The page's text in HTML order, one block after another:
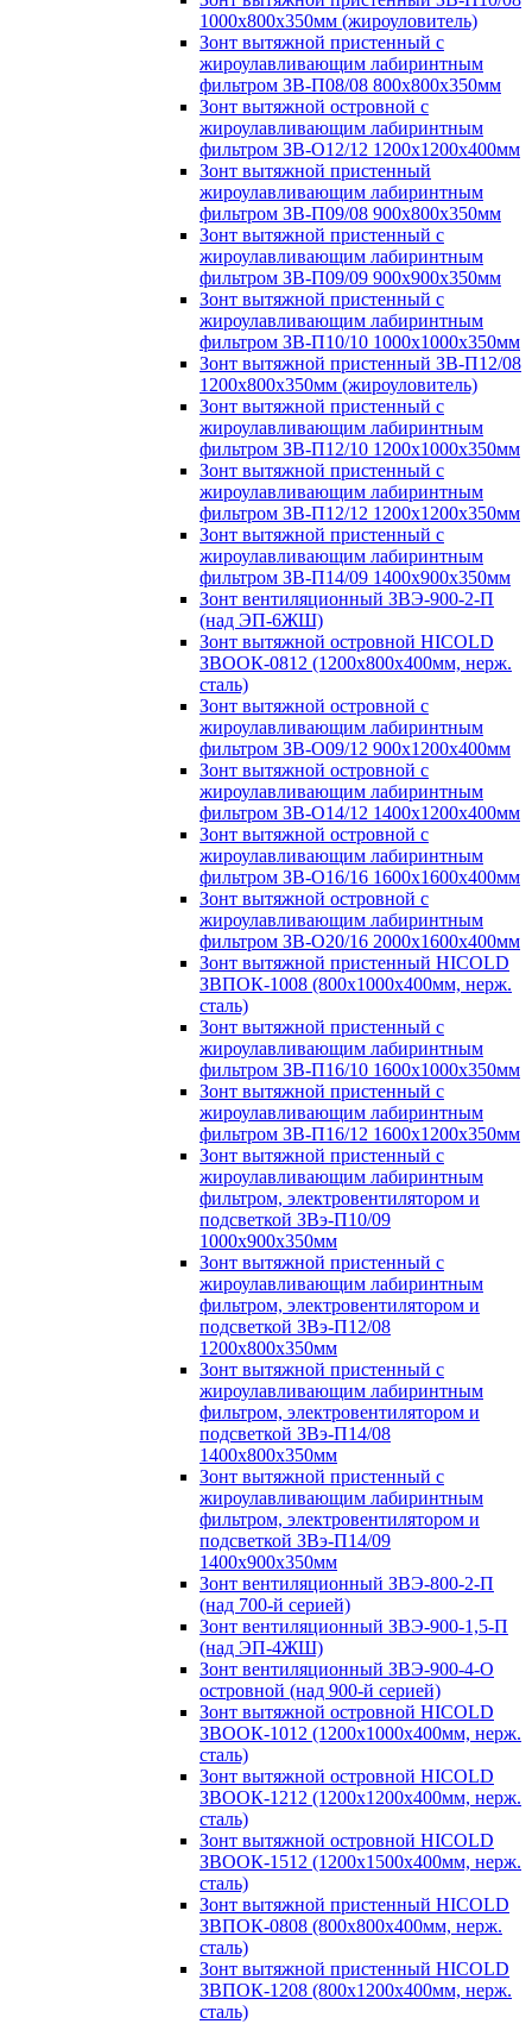
1000х800х350мм (жироуловитель)
Зонт вытяжной пристенный с
жироулавливающим лабиринтным
фильтром ЗВ-П08/08 800х800х350мм
Зонт вытяжной островной с
жироулавливающим лабиринтным
фильтром ЗВ-О12/12 1200х1200х400мм
Зонт вытяжной пристенный
жироулавливающим лабиринтным
фильтром ЗВ-П09/08 900х800х350мм
Зонт вытяжной пристенный с
жироулавливающим лабиринтным
фильтром ЗВ-П09/09 900х900х350мм
Зонт вытяжной пристенный с
жироулавливающим лабиринтным
фильтром ЗВ-П10/10 1000х1000х350мм
Зонт вытяжной пристенный ЗВ-П12/08
1200х800х350мм (жироуловитель)
Зонт вытяжной пристенный с
жироулавливающим лабиринтным
фильтром ЗВ-П12/10 1200х1000х350мм
Зонт вытяжной пристенный с
жироулавливающим лабиринтным
фильтром ЗВ-П12/12 1200х1200х350мм
Зонт вытяжной пристенный с
жироулавливающим лабиринтным
фильтром ЗВ-П14/09 1400х900х350мм
Зонт вентиляционный ЗВЭ-900-2-П
(над ЭП-6ЖШ)
Зонт вытяжной островной HICOLD
ЗВООК-0812 (1200х800x400мм, нерж.
сталь)
Зонт вытяжной островной с
жироулавливающим лабиринтным
фильтром ЗВ-О09/12 900х1200х400мм
Зонт вытяжной островной с
жироулавливающим лабиринтным
фильтром ЗВ-О14/12 1400х1200х400мм
Зонт вытяжной островной с
жироулавливающим лабиринтным
фильтром ЗВ-О16/16 1600х1600х400мм
Зонт вытяжной островной с
жироулавливающим лабиринтным
фильтром ЗВ-О20/16 2000х1600х400мм
Зонт вытяжной пристенный HICOLD
ЗВПОК-1008 (800х1000х400мм, нерж.
сталь)
Зонт вытяжной пристенный с
жироулавливающим лабиринтным
фильтром ЗВ-П16/10 1600х1000х350мм
Зонт вытяжной пристенный с
жироулавливающим лабиринтным
фильтром ЗВ-П16/12 1600х1200х350мм
Зонт вытяжной пристенный с
жироулавливающим лабиринтным
фильтром, электровентилятором и
подсветкой ЗВэ-П10/09
1000х900х350мм
Зонт вытяжной пристенный с
жироулавливающим лабиринтным
фильтром, электровентилятором и
подсветкой ЗВэ-П12/08
1200х800х350мм
Зонт вытяжной пристенный с
жироулавливающим лабиринтным
фильтром, электровентилятором и
подсветкой ЗВэ-П14/08
1400х800х350мм
Зонт вытяжной пристенный с
жироулавливающим лабиринтным
фильтром, электровентилятором и
подсветкой ЗВэ-П14/09
1400х900х350мм
Зонт вентиляционный ЗВЭ-800-2-П
(над 700-й серией)
Зонт вентиляционный ЗВЭ-900-1,5-П
(над ЭП-4ЖШ)
Зонт вентиляционный ЗВЭ-900-4-О
островной (над 900-й серией)
Зонт вытяжной островной HICOLD
ЗВООК-1012 (1200х1000х400мм, нерж.
сталь)
Зонт вытяжной островной HICOLD
ЗВООК-1212 (1200x1200x400мм, нерж.
сталь)
Зонт вытяжной островной HICOLD
ЗВООК-1512 (1200х1500х400мм, нерж.
сталь)
Зонт вытяжной пристенный HICOLD
ЗВПОК-0808 (800х800х400мм, нерж.
сталь)
Зонт вытяжной пристенный HICOLD
ЗВПОК-1208 (800х1200х400мм, нерж.
сталь)